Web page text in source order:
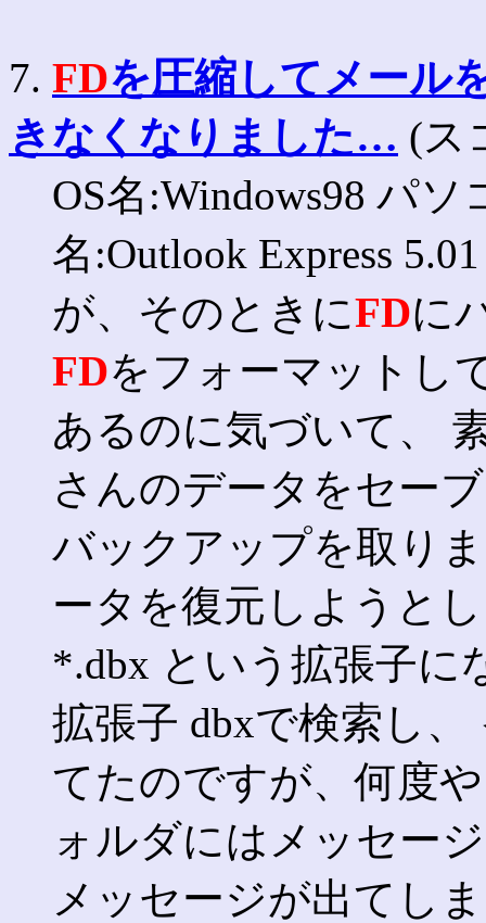
7. FDを圧縮してメール
きなくなりました… (ス
OS名:Windows98 パ
名:Outlook Express
が、そのときにFDに
FDをフォーマットし
あるのに気づいて、
さんのデータをセー
バックアップを取り
ータを復元しようと
*.dbx という拡張子に
拡張子 dbxで検索し
てたのですが、何度
ォルダにはメッセー
メッセージが出てし